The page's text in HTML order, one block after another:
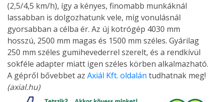
(2,5/4,5 km/h), így a kényes, finomabb munkáknál
lassabban is dolgozhatunk vele, míg vonulásnál
gyorsabban a célba ér. Az új kotrógép 4030 mm
hosszú, 2500 mm magas és 1500 mm széles. Gyárilag
250 mm széles gumihevederrel szerelt, és a rendkívül
sokféle adapter miatt igen széles körben alkalmazható.
A gépről bővebbet az Axiál Kft. oldalán tudhatnak meg!
(axial.hu)